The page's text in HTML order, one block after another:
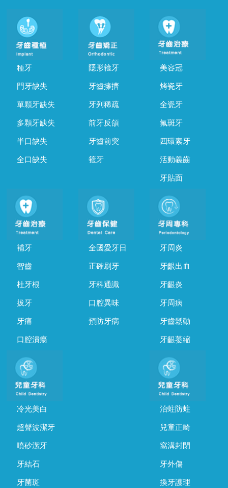
種牙
門牙缺失
單顆牙缺失
多顆牙缺失
半口缺失
全口缺失
隱形箍牙
牙齒擁擠
牙列稀疏
前牙反頜
牙齒前突
箍牙
美容冠
烤瓷牙
全瓷牙
氟斑牙
四環素牙
活動義齒
牙貼面
補牙
智齒
杜牙根
拔牙
牙痛
口腔潰瘍
全國愛牙日
正確刷牙
牙科通識
口腔異味
預防牙病
牙周炎
牙齦出血
牙齦炎
牙周病
牙齒鬆動
牙齦萎縮
冷光美白
超聲波潔牙
噴砂潔牙
牙結石
牙菌斑
治蛀防蛀
兒童正畸
窩溝封閉
牙外傷
換牙護理